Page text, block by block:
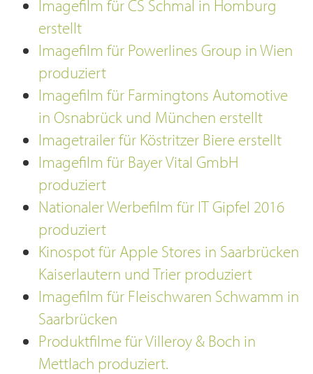
Imagefilm für CS Schmal in Homburg
erstellt
Imagefilm für Powerlines Group in Wien
produziert
Imagefilm für Farmingtons Automotive
in Osnabrück und München erstellt
Imagetrailer für Köstritzer Biere erstellt
Imagefilm für Bayer Vital GmbH
produziert
Nationaler Werbefilm für IT Gipfel 2016
produziert
Kinospot für Apple Stores in Saarbrücken
Kaiserlautern und Trier produziert
Imagefilm für Fleischwaren Schwamm in
Saarbrücken
Produktfilme für Villeroy & Boch in
Mettlach produziert.